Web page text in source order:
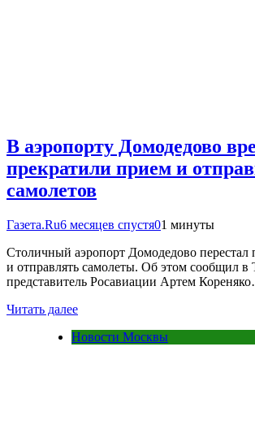
В аэропорту Домодедово
прекратили прием и
самолетов
Газета.Ru6 месяцев спустя01 минуты
Столичный аэропорт Домодедово перестал
и отправлять самолеты. Об этом сообщил в
представитель Росавиации Артем
Читать далее
Новости Москвы